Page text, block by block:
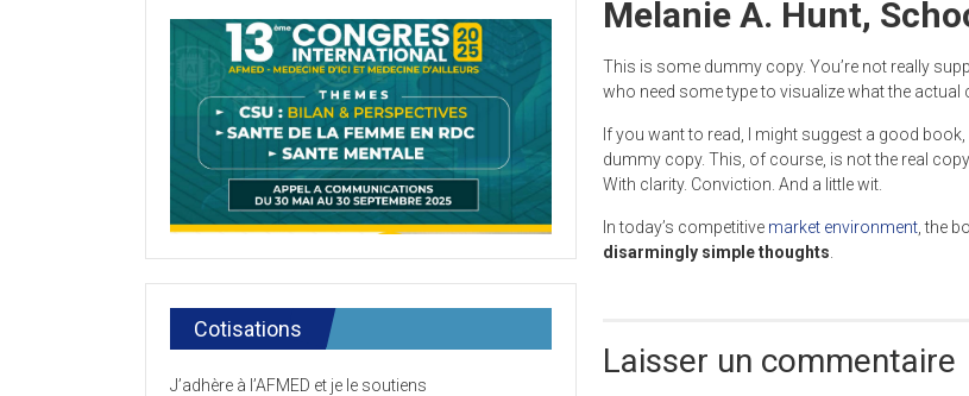
Melanie A. Hunt,
This is some dummy copy. You’re not really
who need some type to visualize what the
If you want to read, I might suggest a good
dummy copy. This, of course, is not the real
With clarity. Conviction. And a little wit.
In today’s competitive market environment, the
disarmingly simple thoughts.
Laisser un commentaire
Cotisations
J’adhère à l’AFMED et je le soutiens